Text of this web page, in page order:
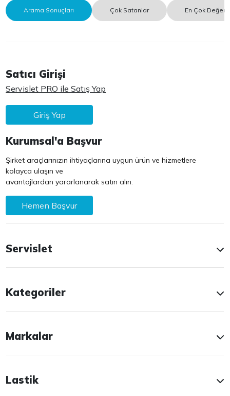
Arama Sonuçları Çok Satanlar En Çok
Satıcı Girişi
Servislet PRO ile Satış Yap
Giriş Yap
Kurumsal'a Başvur
Şirket araçlarınızın ihtiyaçlarına uygun ürün ve hizmetlere
kolayca ulaşın ve
avantajlardan yararlanarak satın alın.
Hemen Başvur
Servislet
Kategoriler
Markalar
Lastik